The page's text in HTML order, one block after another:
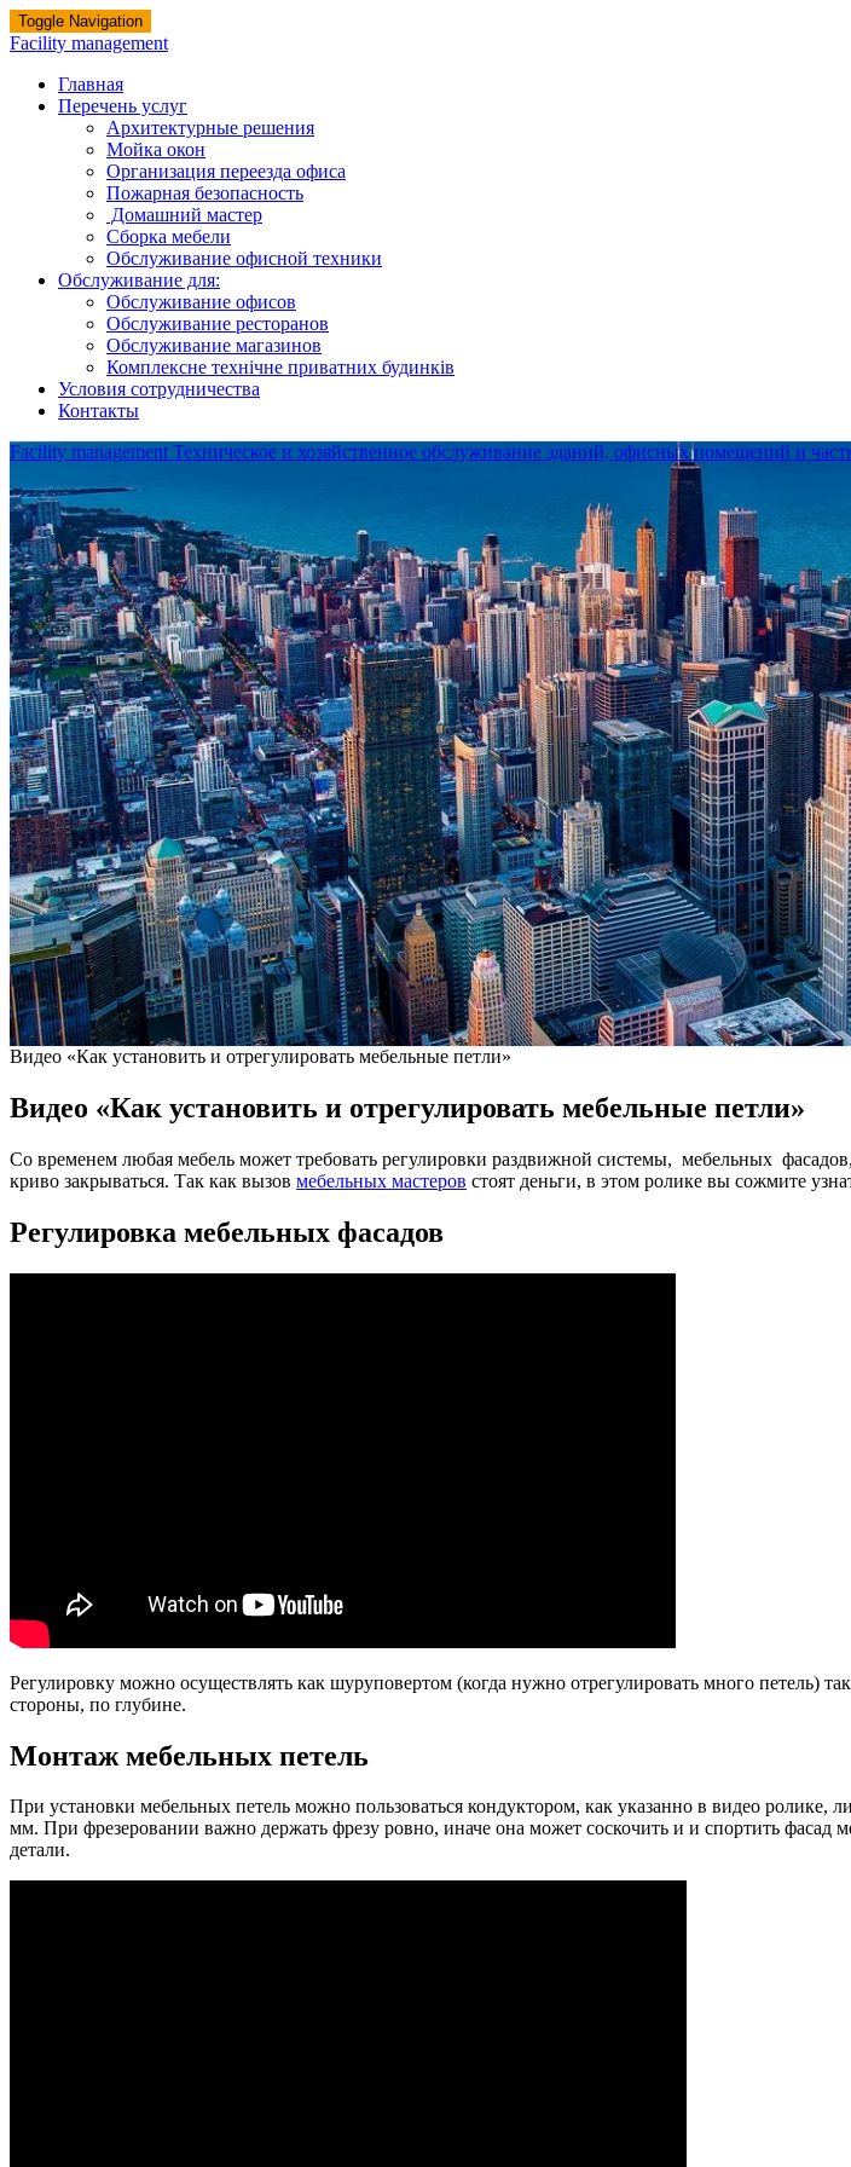
Toggle Navigation
Facility management
Главная
Перечень услуг
Архитектурные решения
Мойка окон
Организация переезда офиса
Пожарная безопасность
Домашний мастер
Сборка мебели
Обслуживание офисной техники
Обслуживание для:
Обслуживание офисов
Обслуживание ресторанов
Обслуживание магазинов
Комплексне технічне приватних будинків
Условия сотрудничества
Контакты
Facility management Техническое и хозяйственное обслуживание зданий, офисных помещений и
Видео «Как установить и отрегулировать мебельные петли»
Видео «Как установить и отрегулировать мебельные петли»
Со временем любая мебель может требовать регулировки раздвижной системы, мебельных
криво закрываться. Так как вызов мебельных мастеров стоят деньги, в этом ролике вы сожмите
Регулировка мебельных фасадов
Регулировку можно осуществлять как шуруповертом (когда нужно отрегулировать много петель)
стороны, по глубине.
Монтаж мебельных петель
При установки мебельных петель можно пользоваться кондуктором, как указанно в видео
мм. При фрезеровании важно держать фрезу ровно, иначе она может соскочить и и спортить фасад
детали.